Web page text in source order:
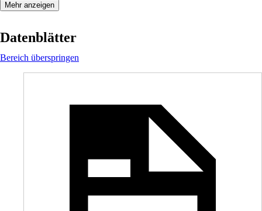
Mehr anzeigen
Datenblätter
Bereich überspringen